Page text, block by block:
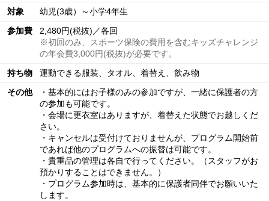
対象
幼児(3歳）～小学4年生
参加費
2,480円(税抜)／各回
※初回のみ、スポーツ保険の費用を含むキッズチャレンジ
の年会費3,000円(税抜)が必要です。
持ち物
運動できる服装、タオル、着替え、飲み物
その他
・基本的にはお子様のみの参加ですが、一緒に保護者の方
の参加も可能です。
・会場に更衣室はありますが、着替えた状態でお越しくだ
さい。
・キャンセルは受付けておりませんが、プログラム開始前
であれば他のプログラムへの振替は可能です。
・貴重品の管理は各自で行ってください。（スタッフがお
預かりすることはできません。）
・プログラム参加時は、基本的に保護者同伴でお願いいた
します。